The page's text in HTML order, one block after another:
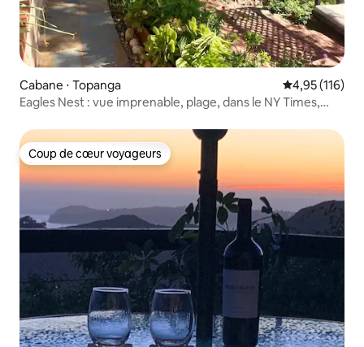
Cabane ⋅ Topanga Évaluation
4,95 (116)
Eagles Nest : vue imprenable, plage, dans le NY Times,
Coup de cœur voyageurs
Coup de cœur voyageurs